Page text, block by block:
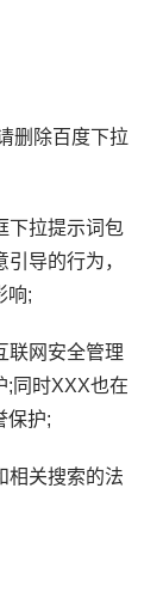
删除百度下拉
下拉提示词包
导的行为，
响;
联网安全管理
;同时XXX也在
保护;
相关搜索的法